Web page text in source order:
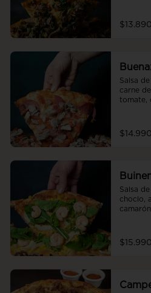
$13.890
Salsa
carne
tomate,
$14.990
Salsa
choclo,
$15.990